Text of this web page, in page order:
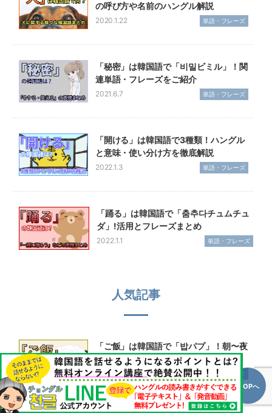
の呼び方や名前のハングル解説
2020.1.22 単語・フレーズ
「秘密」は韓国語で「비밀ビミル」！関
連単語・フレーズをご紹介
2021.6.7 単語・フレーズ
「開ける」は韓国語で3種類！ハングル
と意味・使い分け方を徹底解説
2022.1.3 単語・フレーズ
「踊る」は韓国語で「춤추다チュムチュ
ダ」!活用とフレーズまとめ
2022.1.1 単語・フレーズ
人気記事
「ご飯」は韓国語で「밥パプ」！朝〜夜
ご飯のハングルフレーズまとめ
2020.2.3 単語・フレーズ
TOPへ